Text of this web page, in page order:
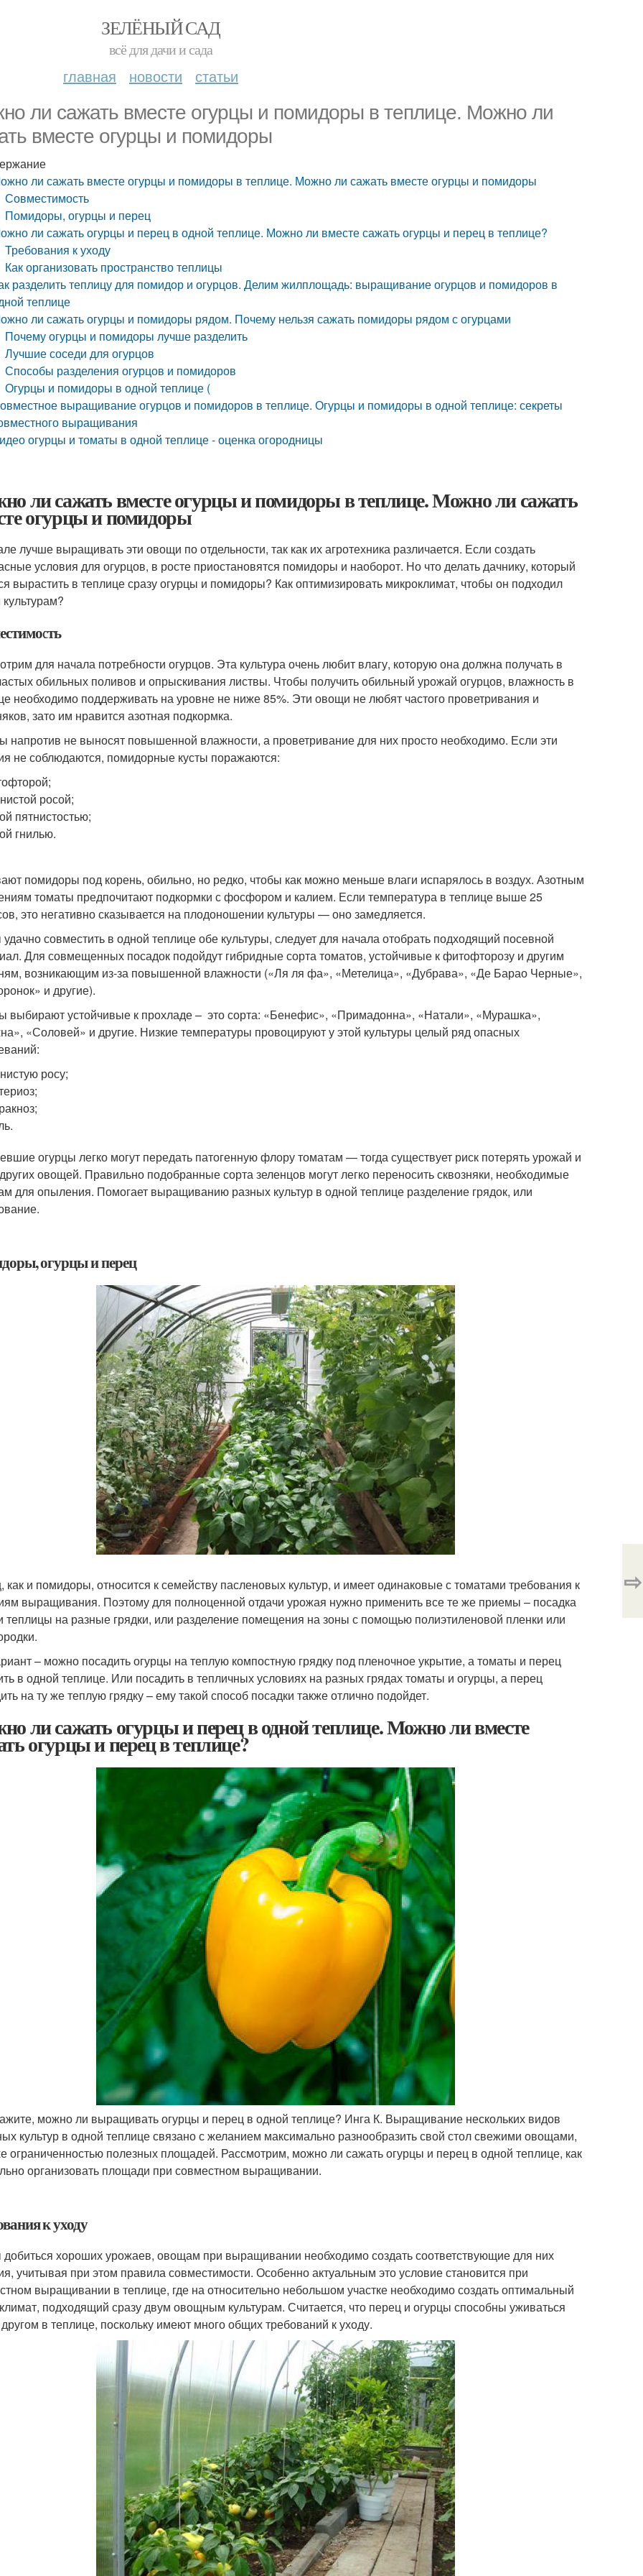
ЗЕЛЁНЫЙ САД
всё для дачи и сада
главная новости статьи
ли сажать вместе огурцы и помидоры в теплице. Можно ли
вместе огурцы и помидоры
ли сажать вместе огурцы и помидоры в теплице. Можно ли сажать вместе огурцы и помидоры
Совместимость
Помидоры, огурцы и перец
ли сажать огурцы и перец в одной теплице. Можно ли вместе сажать огурцы и перец в теплице?
Требования к уходу
Как организовать пространство теплицы
разделить теплицу для помидор и огурцов. Делим жилплощадь: выращивание огурцов и помидоров в
теплице
ли сажать огурцы и помидоры рядом. Почему нельзя сажать помидоры рядом с огурцами
Почему огурцы и помидоры лучше разделить
Лучшие соседи для огурцов
Способы разделения огурцов и помидоров
Огурцы и помидоры в одной теплице (
выращивание огурцов и помидоров в теплице. Огурцы и помидоры в одной теплице: секреты
выращивания
огурцы и томаты в одной теплице - оценка огородницы
ли сажать вместе огурцы и помидоры в теплице. Можно ли сажать
огурцы и помидоры
лучше выращивать эти овощи по отдельности, так как их агротехника различается. Если создать
условия для огурцов, в росте приостановятся помидоры и наоборот. Но что делать дачнику, который
вырастить в теплице сразу огурцы и помидоры? Как оптимизировать микроклимат, чтобы он подходил
для начала потребности огурцов. Эта культура очень любит влагу, которую она должна получать в
обильных поливов и опрыскивания листвы. Чтобы получить обильный урожай огурцов, влажность в
необходимо поддерживать на уровне не ниже 85%. Эти овощи не любят частого проветривания и
зато им нравится азотная подкормка.
напротив не выносят повышенной влажности, а проветривание для них просто необходимо. Если эти
не соблюдаются, помидорные кусты поражаются:
росой;
пятнистостью;
гнилью.
помидоры под корень, обильно, но редко, чтобы как можно меньше влаги испарялось в воздух. Азотным
томаты предпочитают подкормки с фосфором и калием. Если температура в теплице выше 25
это негативно сказывается на плодоношении культуры — оно замедляется.
совместить в одной теплице обе культуры, следует для начала отобрать подходящий посевной
Для совмещенных посадок подойдут гибридные сорта томатов, устойчивые к фитофторозу и другим
возникающим из-за повышенной влажности («Ля ля фа», «Метелица», «Дубрава», «Де Барао Черные»,
и другие).
выбирают устойчивые к прохладе – это сорта: «Бенефис», «Примадонна», «Натали», «Мурашка»,
«Соловей» и другие. Низкие температуры провоцируют у этой культуры целый ряд опасных
росу;
огурцы легко могут передать патогенную флору томатам — тогда существует риск потерять урожай и
овощей. Правильно подобранные сорта зеленцов могут легко переносить сквозняки, необходимые
для опыления. Помогает выращиванию разных культур в одной теплице разделение грядок, или
огурцы и перец
как и помидоры, относится к семейству пасленовых культур, и имеет одинаковые с томатами требования к
выращивания. Поэтому для полноценной отдачи урожая нужно применить все те же приемы – посадка
теплицы на разные грядки, или разделение помещения на зоны с помощью полиэтиленовой пленки или
– можно посадить огурцы на теплую компостную грядку под пленочное укрытие, а томаты и перец
в одной теплице. Или посадить в тепличных условиях на разных грядах томаты и огурцы, а перец
на ту же теплую грядку – ему такой способ посадки также отлично подойдет.
ли сажать огурцы и перец в одной теплице. Можно ли вместе
огурцы и перец в теплице?
можно ли выращивать огурцы и перец в одной теплице? Инга К. Выращивание нескольких видов
культур в одной теплице связано с желанием максимально разнообразить свой стол свежими овощами,
ограниченностью полезных площадей. Рассмотрим, можно ли сажать огурцы и перец в одной теплице, как
организовать площади при совместном выращивании.
к уходу
хороших урожаев, овощам при выращивании необходимо создать соответствующие для них
учитывая при этом правила совместимости. Особенно актуальным это условие становится при
выращивании в теплице, где на относительно небольшом участке необходимо создать оптимальный
подходящий сразу двум овощным культурам. Считается, что перец и огурцы способны уживаться
другом в теплице, поскольку имеют много общих требований к уходу.
⇨